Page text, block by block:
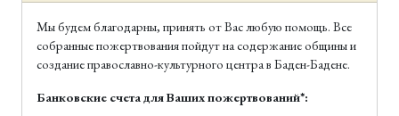
Мы будем благодарны, принять от Вас любую помощь. Все
собранные пожертвования пойдут на содержание общины и
создание православно-культурного центра в Баден-Бадене.
Банковские счета для Ваших пожертвований*: